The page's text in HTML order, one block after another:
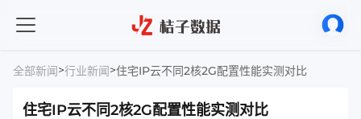
全部新闻>行业新闻>住宅IP云不同2核2G配置性能实测对比
住宅IP云不同2核2G配置性能实测对比